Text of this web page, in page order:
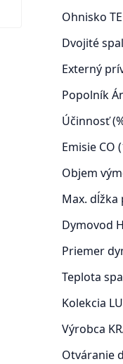
Ohnisko
Dvojité
Externý
Popolník
Účinnosť
Emisie CO
Objem
Max. dĺžka
Dymovod
Priemer
Teplota
Kolekcia
Výrobca
Otváranie